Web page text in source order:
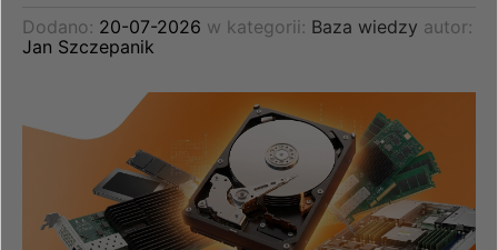
Dodano: 20-07-2026 w kategorii: Baza wiedzy autor:
Jan Szczepanik